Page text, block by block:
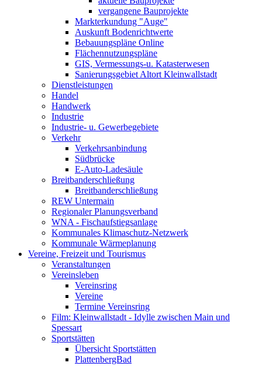
vergangene Bauprojekte
Markterkundung "Auge"
Auskunft Bodenrichtwerte
Bebauungspläne Online
Flächennutzungspläne
GIS, Vermessungs-u. Katasterwesen
Sanierungsgebiet Altort Kleinwallstadt
Dienstleistungen
Handel
Handwerk
Industrie
Industrie- u. Gewerbegebiete
Verkehr
Verkehrsanbindung
Südbrücke
E-Auto-Ladesäule
Breitbanderschließung
Breitbanderschließung
REW Untermain
Regionaler Planungsverband
WNA - Fischaufstiegsanlage
Kommunales Klimaschutz-Netzwerk
Kommunale Wärmeplanung
Vereine, Freizeit und Tourismus
Veranstaltungen
Vereinsleben
Vereinsring
Vereine
Termine Vereinsring
Film: Kleinwallstadt - Idylle zwischen Main und
Spessart
Sportstätten
Übersicht Sportstätten
PlattenbergBad